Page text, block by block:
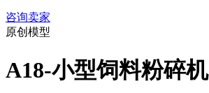
咨询卖家
原创模型
A18-小型饲料粉碎机